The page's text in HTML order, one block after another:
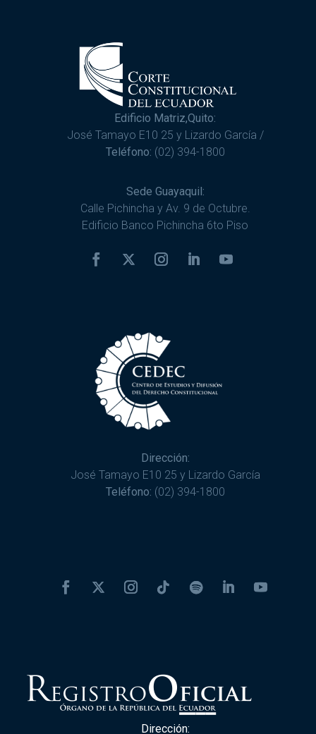
Edificio Matriz,Quito:
José Tamayo E10 25 y Lizardo García /
Teléfono: (02) 394-1800
Sede Guayaquil:
Calle Pichincha y Av. 9 de Octubre.
Edificio Banco Pichincha 6to Piso
Dirección:
José Tamayo E10 25 y Lizardo García
Teléfono: (02) 394-1800
Dirección: